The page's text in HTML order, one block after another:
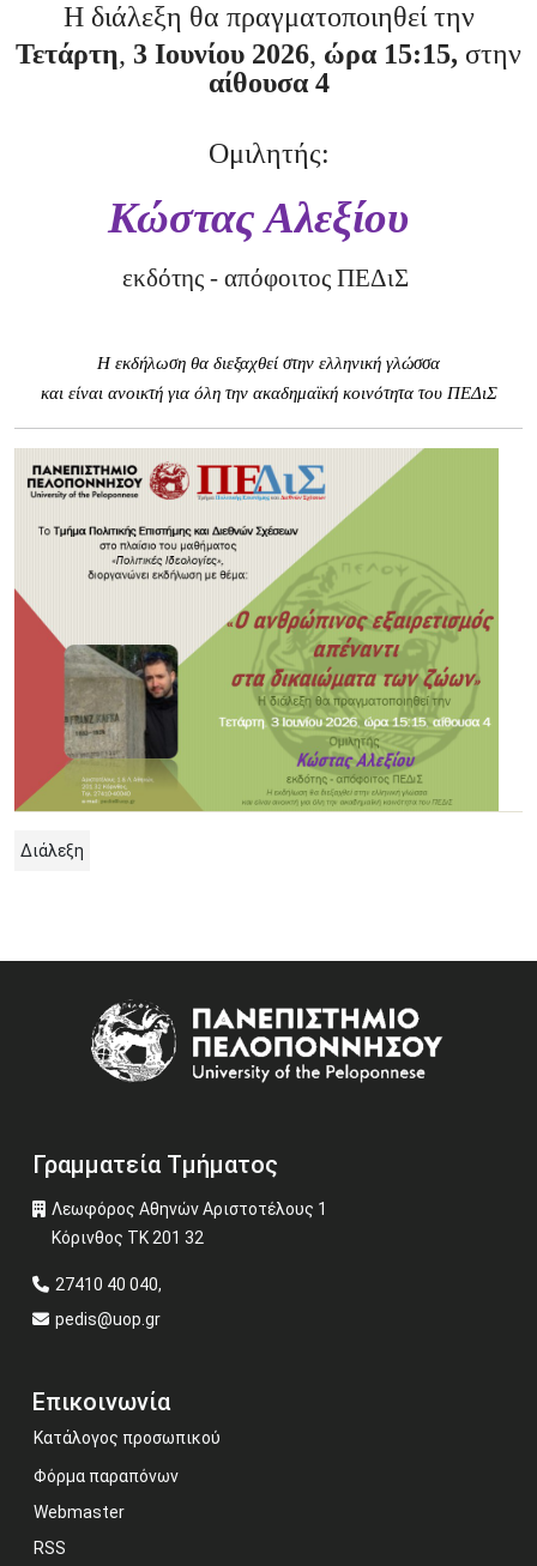
Η διάλεξη θα πραγματοποιηθεί την
Τετάρτη, 3 Ιουνίου 2026, ώρα 15:15, στην
αίθουσα 4
Ομιλητής:
Κώστας Αλεξίου
εκδότης - απόφοιτος ΠΕΔιΣ
Η εκδήλωση θα διεξαχθεί στην ελληνική γλώσσα
και είναι ανοικτή για όλη την ακαδημαϊκή κοινότητα του ΠΕΔιΣ
Διάλεξη
Γραμματεία Τμήματος
Λεωφόρος Αθηνών Αριστοτέλους 1
Κόρινθος ΤΚ 201 32
27410 40 040,
pedis@uop.gr
Επικοινωνία
Κατάλογος προσωπικού
Φόρμα παραπόνων
Webmaster
RSS